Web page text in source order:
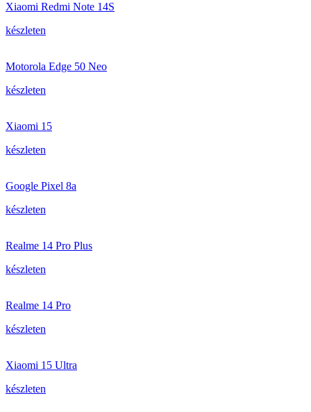
Xiaomi Redmi Note 14S
készleten
Motorola Edge 50 Neo
készleten
Xiaomi 15
készleten
Google Pixel 8a
készleten
Realme 14 Pro Plus
készleten
Realme 14 Pro
készleten
Xiaomi 15 Ultra
készleten